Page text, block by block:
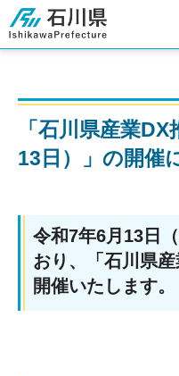
石川県
「石川県産業
13日）」の開催
令和7年6月13日
おり、「石川県
開催いたします。